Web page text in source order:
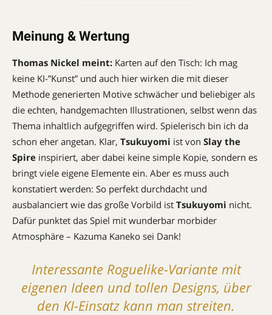
Meinung & Wertung
Thomas Nickel meint: Karten auf den Tisch: Ich mag
keine KI-”Kunst” und auch hier wirken die mit dieser
Methode generierten Motive schwächer und beliebiger als
die echten, handgemachten Illustrationen, selbst wenn das
Thema inhaltlich aufgegriffen wird. Spielerisch bin ich da
schon eher angetan. Klar, Tsukuyomi ist von Slay the
Spire inspiriert, aber dabei keine simple Kopie, sondern es
bringt viele eigene Elemente ein. Aber es muss auch
konstatiert werden: So perfekt durchdacht und
ausbalanciert wie das große Vorbild ist Tsukuyomi nicht.
Dafür punktet das Spiel mit wunderbar morbider
Atmosphäre – Kazuma Kaneko sei Dank!
Interessante Roguelike-Variante mit
eigenen Ideen und tollen Designs, über
den KI-Einsatz kann man streiten.